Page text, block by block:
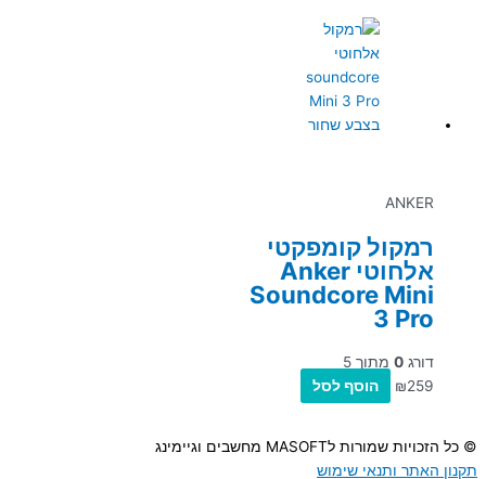
ANKER
רמקול קומפקטי
אלחוטי Anker
Soundcore Mini
3 Pro
דורג 0 מתוך 5
₪259 הוסף לסל
© כל הזכויות שמורות לMASOFT מחשבים וגיימינג
תקנון האתר ותנאי שימוש